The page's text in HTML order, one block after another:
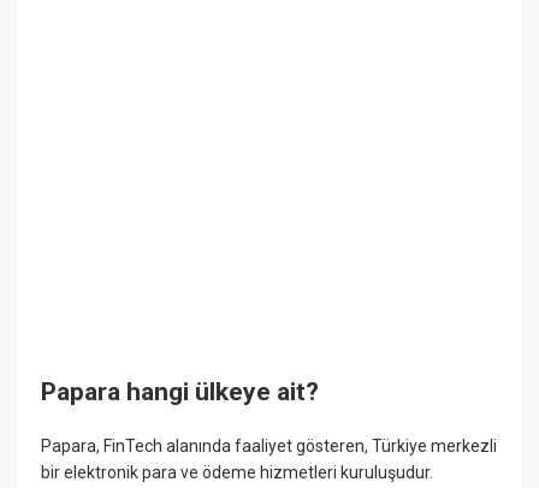
Papara hangi ülkeye ait?
Papara, FinTech alanında faaliyet gösteren, Türkiye merkezli
bir elektronik para ve ödeme hizmetleri kuruluşudur.